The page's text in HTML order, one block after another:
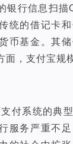
银行信息扫
统的借记卡
币基金。其
，支付宝规
付系统的典
服务严重不